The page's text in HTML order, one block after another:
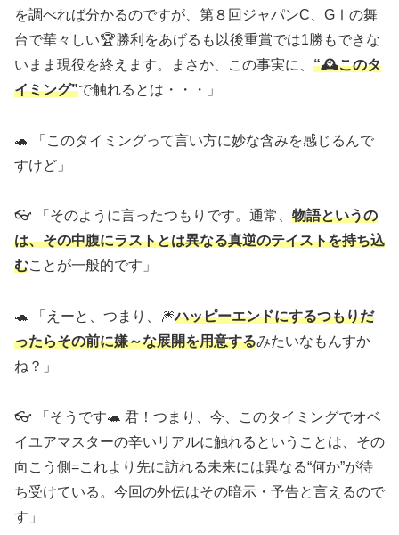
を調べれば分かるのですが、第８回ジャパンC、GⅠの舞
台で華々しい🏆勝利をあげるも以後重賞では1勝もできな
いまま現役を終えます。まさか、この事実に、 “🕰️このタ
イミング”で触れるとは・・・」
🐢 「このタイミングって言い方に妙な含みを感じるんで
すけど」
👓 「そのように言ったつもりです。通常、 物語というの
は、その中腹にラストとは異なる真逆のテイストを持ち込
むことが一般的です」
🐢 「えーと、つまり、🎆ハッピーエンドにするつもりだ
ったらその前に嫌～な展開を用意するみたいなもんすか
ね？」
👓 「そうです🐢 君！つまり、今、このタイミングでオベ
イユアマスターの辛いリアルに触れるということは、その
向こう側=これより先に訪れる未来には異なる“何か”が待
ち受けている。今回の外伝はその暗示・予告と言えるので
す」